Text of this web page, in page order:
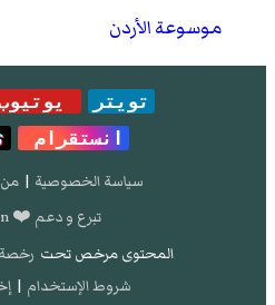
موسوعة الأردن
تويتر
انستقرام
سياسة الخصوصية |
تبرع و دعم ❤️ donation
المحتوى مرخص تحت رخصة
شروط الإستخدام |